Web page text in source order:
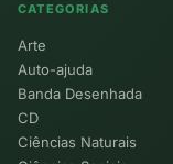
CATEGORIAS
Arte
Auto-ajuda
Banda Desenhada
CD
Ciências Naturais